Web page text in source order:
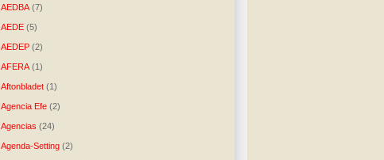
AEDBA (7)
AEDE (5)
AEDEP (2)
AFERA (1)
Aftonbladet (1)
Agencia Efe (2)
Agencias (24)
Agenda-Setting (2)